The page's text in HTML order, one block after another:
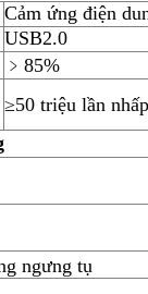
Cảm ứng điện
USB2.0
﹥ 85%
≥50 triệu lần nhấp
ngưng tụ